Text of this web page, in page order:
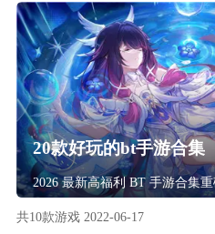
20款好玩的bt手游合集
共10款游戏 2022-06-17